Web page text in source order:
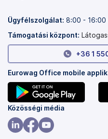
meg)
Ügyfélszolgálat: 8:00 - 16:00
Támogatási központ:
+36 1
Eurowag Office mobile
(új
lapon
nyílik
Közösségi média